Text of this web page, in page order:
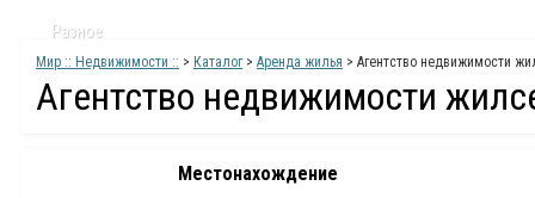
Разное
Мир :: Недвижимости :: > Каталог> Аренда жилья > Агентство недвижимости
Агентство недвижимости
Местонахождение